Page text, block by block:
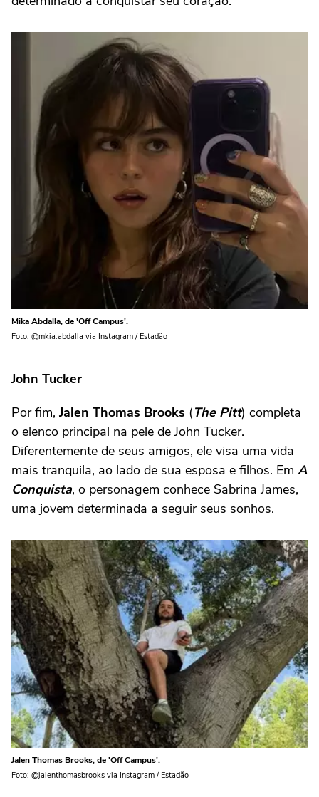
Mika Abdalla, de 'Off Campus'.
Foto: @mkia.abdalla via Instagram / Estadão
John Tucker
Por fim, Jalen Thomas Brooks (The Pitt) completa
o elenco principal na pele de John Tucker.
Diferentemente de seus amigos, ele visa uma vida
mais tranquila, ao lado de sua esposa e filhos. Em A
Conquista, o personagem conhece Sabrina James,
uma jovem determinada a seguir seus sonhos.
Jalen Thomas Brooks, de 'Off Campus'.
Foto: @jalenthomasbrooks via Instagram / Estadão